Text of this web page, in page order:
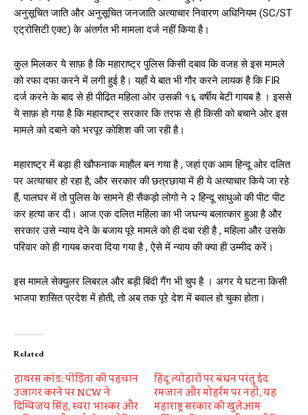
अनुसूचित जाति और अनुसूचित जनजाति अत्याचार निवारण अधिनियम (SC/ST
एट्रोसिटी एक्ट) के अंतर्गत भी मामला दर्ज नहीं किया है।
कुल मिलकर ये साफ़ है कि महाराष्ट्र पुलिस किसी दबाव कि वजह से इस मामले
को रफा दफा करने में लगी हुई है। यहाँ ये बात भी गौर करने लायक है कि FIR
दर्ज करने के बाद से ही पीढित महिला ओर उसकी १६ वर्षीय बेटी गायब है । इससे
ये साफ़ हो गया है कि महाराष्ट्र सरकार कि तरफ से ही किसी को बचाने ओर इस
मामले को दबाने को भरपूर कोशिश की जा रही है।
महाराष्ट्र में बड़ा ही खौफनाक माहौल बन गया है , जहां एक आम हिन्दू ओर दलित
पर अत्याचार हो रहा है, और सरकार की छत्रछाया में ही ये अत्याचार किये जा रहे
हैं, पालघर में तो पुलिस के सामने ही सैकड़ो लोगो ने २ हिन्दू साधुओ की पीट पीट
कर हत्या कर दी। आज एक दलित महिला का भी जघन्य बलात्कार हुआ है और
सरकार उसे न्याय देने के बजाय पूरे मामले को ही दबा रही है , महिला और उसके
परिवार को ही गायब करवा दिया गया है , ऐसे में न्याय की क्या ही उम्मीद करें।
इस मामले सेक्युलर लिबरल और बड़ी बिंदी गैंग भी चुप है । अगर ये घटना किसी
भाजपा शासित प्रदेश में होती, तो अब तक पूरे देश में बवाल हो चुका होता।
Related
हाथरस कांड: पीड़िता की पहचान
उजागर करने पर NCW ने
दिग्विजय सिंह, स्वरा भास्कर और
हिंदू त्योहारों पर बंधन परंतु ईद
रमजान और मोहर्रम पर नहीं, यह
महाराष्ट्र सरकार की खुलेआम